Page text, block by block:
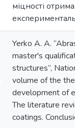
міцності
Yerko A. A.
master's
structures”,
volume of the
development of
The literature
coatings.